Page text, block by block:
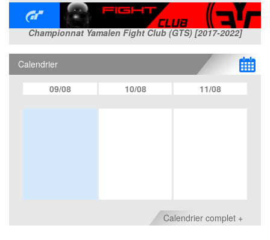
Championnat Yamalen Fight Club (GTS) [2017-2022]
Calendrier
09/08 10/08 11/08
Calendrier complet +